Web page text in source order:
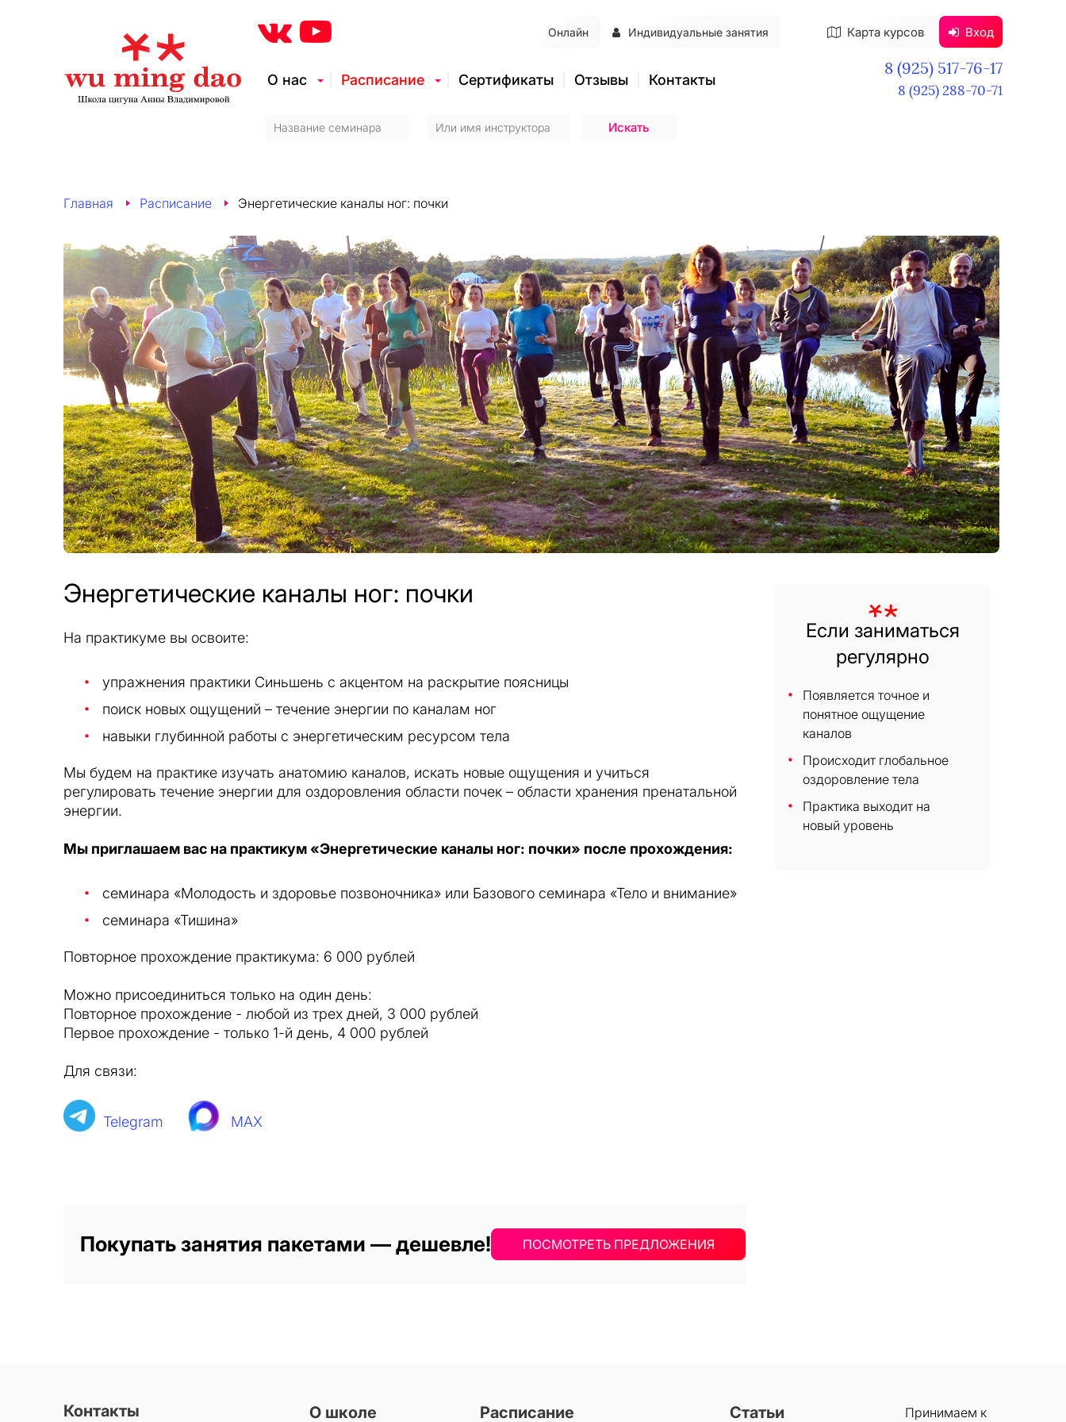
О нас Расписание Сертификаты Отзывы Контакты
Карта курсов Вход
Онлайн Индивидуальные занятия
8 (925) 517-76-17
8 (925) 288-70-71
Главная Расписание Энергетические каналы ног: почки
Энергетические каналы ног: почки
На практикуме вы освоите:
упражнения практики Синьшень с акцентом на раскрытие поясницы
поиск новых ощущений – течение энергии по каналам ног
навыки глубинной работы с энергетическим ресурсом тела
Мы будем на практике изучать анатомию каналов, искать новые ощущения и учиться
регулировать течение энергии для оздоровления области почек – области хранения пренатальной
энергии.
Мы приглашаем вас на практикум «Энергетические каналы ног: почки» после прохождения:
семинара «Молодость и здоровье позвоночника» или Базового семинара «Тело и внимание»
семинара «Тишина»
Повторное прохождение практикума: 6 000 рублей
Можно присоединиться только на один день:
Повторное прохождение - любой из трех дней, 3 000 рублей
Первое прохождение - только 1-й день, 4 000 рублей
Для связи:
Telegram MAX
Покупать занятия пакетами — дешевле! ПОСМОТРЕТЬ ПРЕДЛОЖЕНИЯ
Если заниматься
регулярно
Появляется точное и
понятное ощущение
каналов
Происходит глобальное
оздоровление тела
Практика выходит на
новый уровень
Контакты О школе Расписание Статьи Принимаем к